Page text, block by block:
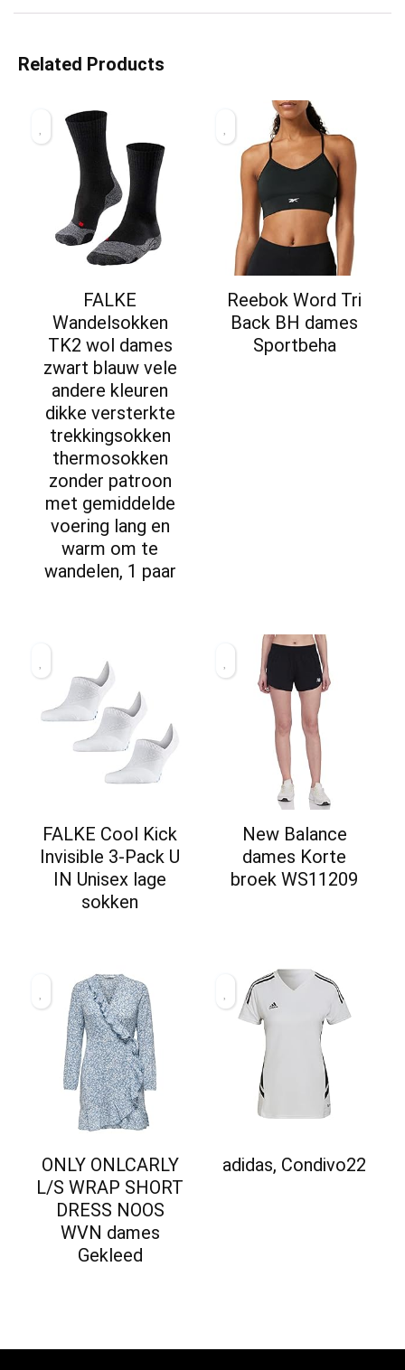
Related Products
FALKE
Wandelsokken
TK2 wol dames
zwart blauw vele
andere kleuren
dikke versterkte
trekkingsokken
thermosokken
zonder patroon
met gemiddelde
voering lang en
warm om te
wandelen, 1 paar
Reebok Word Tri
Back BH dames
Sportbeha
FALKE Cool Kick
Invisible 3-Pack U
IN Unisex lage
sokken
New Balance
dames Korte
broek WS11209
ONLY ONLCARLY
L/S WRAP SHORT
DRESS NOOS
WVN dames
Gekleed
adidas, Condivo22